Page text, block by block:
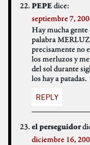
PEPEdice:
septiembre 7,
Hay mucha gente
palabra
precisamente no
los merluzos y
del sol durante
los hay a patadas.
REPLY
el perseguidor
diciembre 16,